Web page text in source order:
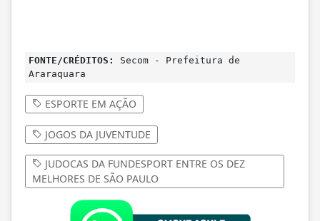
FONTE/CRÉDITOS:
Secom - Prefeitura de
Araraquara
ESPORTE EM AÇÃO
JOGOS DA JUVENTUDE
JUDOCAS DA FUNDESPORT ENTRE OS DEZ
MELHORES DE SÃO PAULO